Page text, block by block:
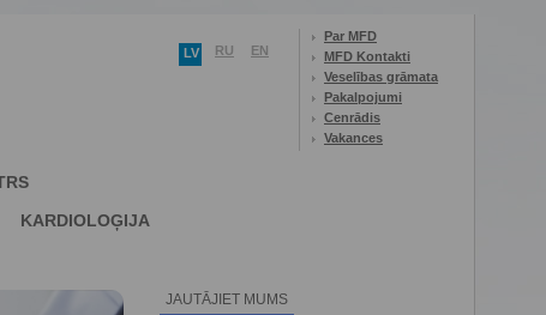
LV RU EN
Par MFD
MFD Kontakti
Veselības grāmata
Pakalpojumi
Cenrādis
Vakances
KARDIOLOĢIJA
JAUTĀJIET MUMS